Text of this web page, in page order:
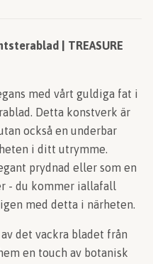
| TREASURE
med vårt guldiga fat i
Detta konstverk är
också en underbar
i ditt utrymme.
prydnad eller som en
- du kommer iallafall
med detta i närheten.
det vackra bladet från
en touch av botanisk